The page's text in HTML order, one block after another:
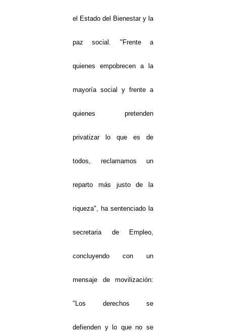
el Estado del Bienestar y la
paz social. "Frente a
quienes empobrecen a la
mayoría social y frente a
quienes pretenden
privatizar lo que es de
todos, reclamamos un
reparto más justo de la
riqueza", ha sentenciado la
secretaria de Empleo,
concluyendo con un
mensaje de movilización:
"Los derechos se
defienden y lo que no se